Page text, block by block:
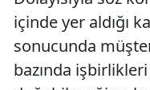
içinde yer aldığı
sonucunda
bazında işbirlikleri